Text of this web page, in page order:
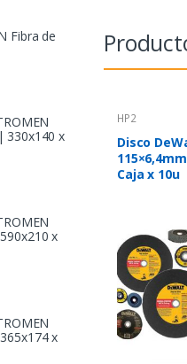
HP2
Disco
Caja x 10u
Fibra de
330x140 x
x
x